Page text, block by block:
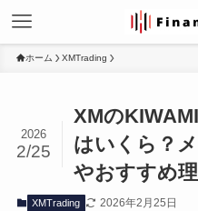
ホーム XMTrading
XMの
はいくら？
やおすすめ
2026
2/25
XMTrading 2026年2月25日